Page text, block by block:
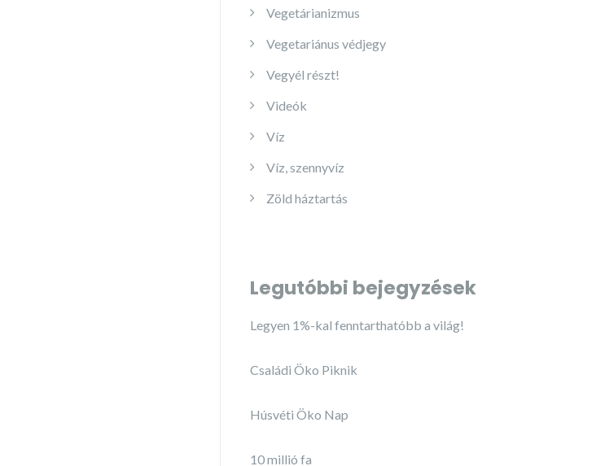
Vegetárianizmus
Vegetariánus védjegy
Vegyél részt!
Videók
Víz
Víz, szennyvíz
Zöld háztartás
Legutóbbi bejegyzések
Legyen 1%-kal fenntarthatóbb a világ!
Családi Öko Piknik
Húsvéti Öko Nap
10 millió fa